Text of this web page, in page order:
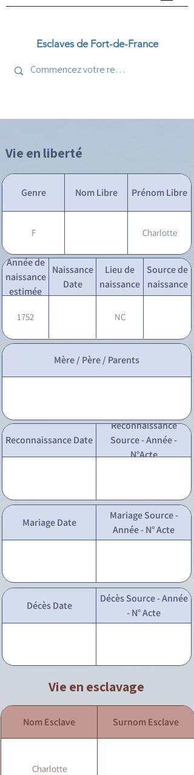
Esclaves de Fort-de-France
Vie en liberté
Genre Nom Libre Prénom Libre
F Charlotte
Année de
naissance
estimée
Naissance
Date
Lieu de
naissance
Source de
naissance
1752 NC
Mère / Père / Parents
Reconnaissance Date
Reconnaissance
Source - Année -
N°Acte
Mariage Date
Mariage Source -
Année - N° Acte
Décès Date
Décès Source - Année
- N° Acte
Vie en esclavage
Nom Esclave Surnom Esclave
Charlotte